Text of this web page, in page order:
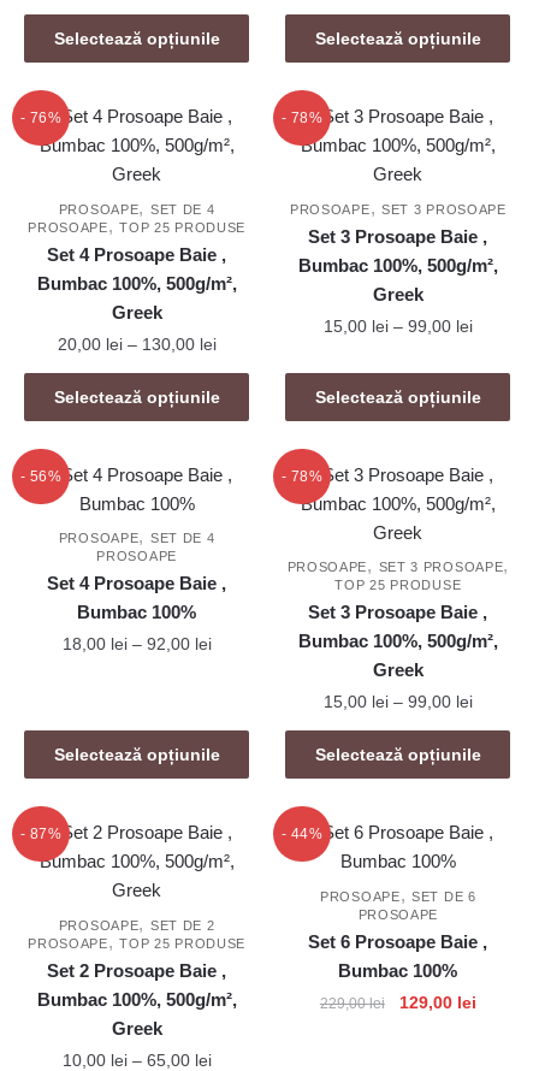
Selectează opțiunile
Opțiunile
fi
alese
în
produsului.
de
prețuri:
6,00 lei
la
39,00 lei
Selectează opțiunile
Acest
produs
mai
multe
variații.
Opțiunile
pot
fi
alese
în
produsului.
- 76%
PROSOAPE, SET DE 4
PROSOAPE,TOP 25 PRODUSE
Set 4 Prosoape Baie ,
Bumbac 100%, 500g/m²,
Greek
20,00 lei – 130,00 leiInterval
de
prețuri:
20,00 lei
la
130,00 lei
Selectează opțiunile
Acest
produs
mai
multe
variații.
Opțiunile
pot
fi
alese
produsului.
- 78%
PROSOAPE, SET 3 PROSOAPE
Set 3 Prosoape Baie ,
Bumbac 100%, 500g/m²,
Greek
15,00 lei – 99,00 leiInterval
prețuri:
15,00 lei
99,00 lei
Selectează opțiunile
Acest
produs
multe
variații.
Opțiunile
pot
alese
- 56%
PROSOAPE, SET DE 4
PROSOAPE
Set 4 Prosoape Baie ,
Bumbac 100%
18,00 lei – 92,00 leiInterval
până
la
Selectează opțiunile
are
mai
variații.
Opțiunile
pot
fi
alese
în
pagina
produsului.
- 78%
PROSOAPE, SET 3 PROSOAPE,
TOP 25 PRODUSE
Set 3 Prosoape Baie ,
Bumbac 100%, 500g/m²,
Greek
15,00 lei – 99,00 leiInterval
de
prețuri:
15,00 lei
la
Selectează opțiunile
Acest
produs
mai
multe
variații.
Opțiunile
pot
fi
alese
- 87%
PROSOAPE, SET DE 2
PROSOAPE,TOP 25 PRODUSE
Set 2 Prosoape Baie ,
Bumbac 100%, 500g/m²,
Greek
10,00 lei – 65,00 leiInterval
- 44%
PROSOAPE,SET DE 6
PROSOAPE
Set 6 Prosoape Baie ,
Bumbac 100%
229,00lei
Prețul
129,00 leiPrețul